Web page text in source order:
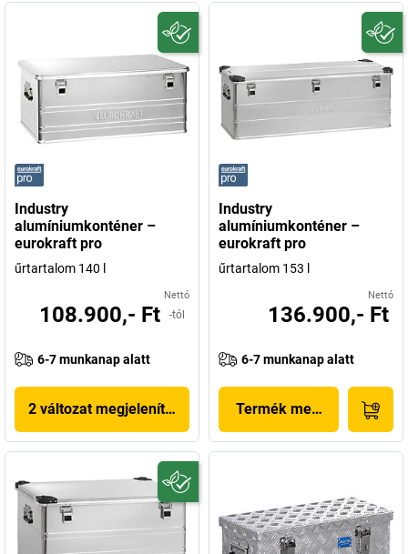
Industry
alumíniumkonténer –
eurokraft pro
űrtartalom 140 l
Nettó
108.900,- Ft -tól
6-7 munkanap alatt
2 változat megjelenítése
Industry
alumíniumkonténer –
eurokraft pro
űrtartalom 153 l
Nettó
136.900,- Ft
6-7 munkanap alatt
Termék megjelenítése